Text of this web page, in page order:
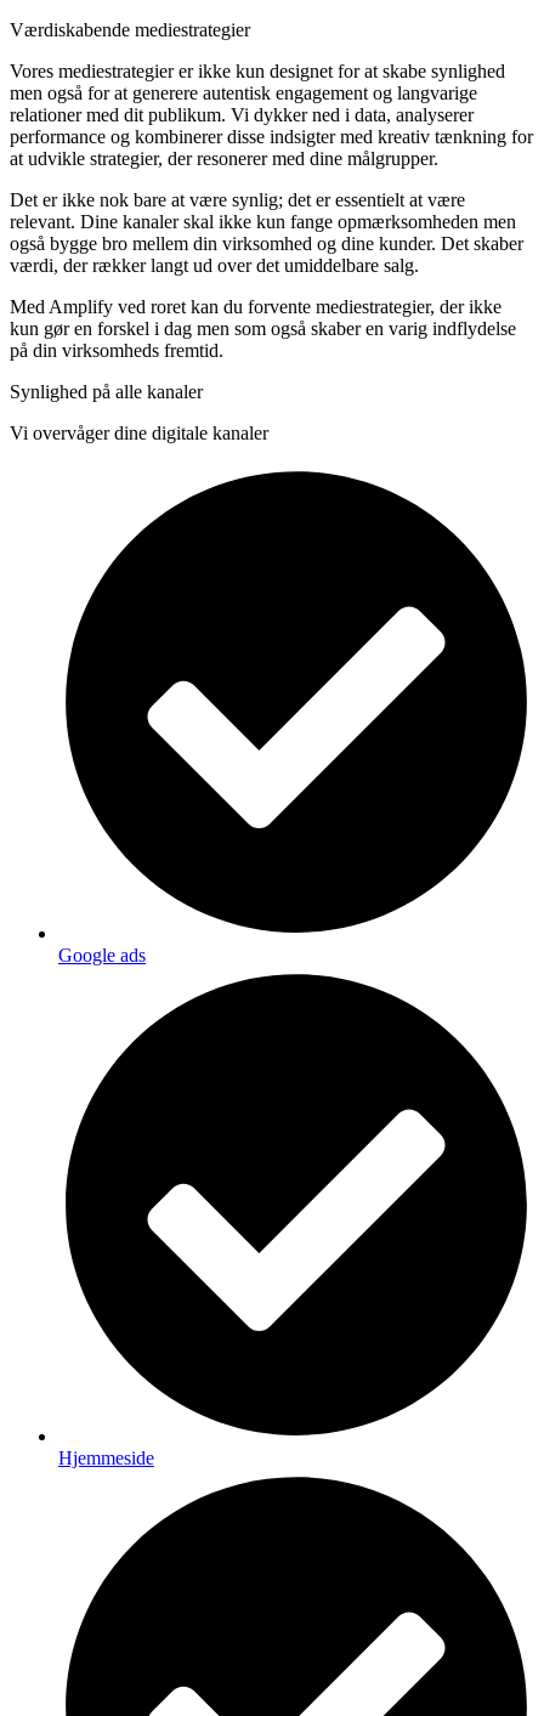
Værdiskabende mediestrategier
Vores mediestrategier er ikke kun designet for at skabe synlighed
men også for at generere autentisk engagement og langvarige
relationer med dit publikum. Vi dykker ned i data, analyserer
performance og kombinerer disse indsigter med kreativ tænkning for
at udvikle strategier, der resonerer med dine målgrupper.
Det er ikke nok bare at være synlig; det er essentielt at være
relevant. Dine kanaler skal ikke kun fange opmærksomheden men
også bygge bro mellem din virksomhed og dine kunder. Det skaber
værdi, der rækker langt ud over det umiddelbare salg.
Med Amplify ved roret kan du forvente mediestrategier, der ikke
kun gør en forskel i dag men som også skaber en varig indflydelse
på din virksomheds fremtid.
Synlighed på alle kanaler
Vi overvåger dine digitale kanaler
Google ads
Hjemmeside